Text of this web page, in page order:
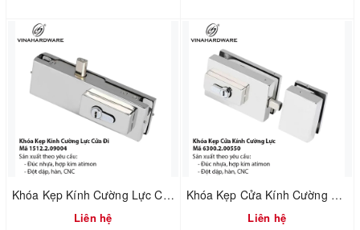
Khóa Kẹp Kính Cường Lực Cửa Đi – Mã 1512.2.09004
Liên hệ
Khóa Kẹp Cửa Kính Cường Lực – Mã 6300.2.00550
Liên hệ